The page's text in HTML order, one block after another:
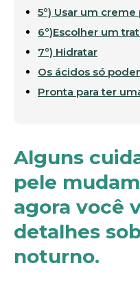
5º) Usar um creme
6º)Escolher um
7º) Hidratar
Os ácidos só
Pronta para ter
Alguns
pele
agora você
detalhes
noturno.